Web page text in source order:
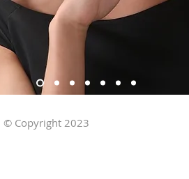
© Copyright 2023